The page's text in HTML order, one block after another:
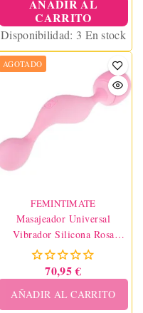
AÑADIR AL
CARRITO
Disponibilidad: 3 En stock
AGOTADO
FEMINTIMATE
Masajeador Universal
Vibrador Silicona Rosa
Femintimate
70,95 €
AÑADIR AL CARRITO